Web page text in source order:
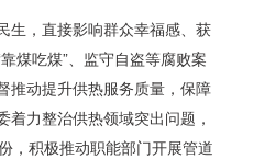
生，直接影响群众幸福感、获
煤吃煤”、监守自盗等腐败案
推动提升供热服务质量，保障
力整治供热领域突出问题，
，积极推动职能部门开展管道